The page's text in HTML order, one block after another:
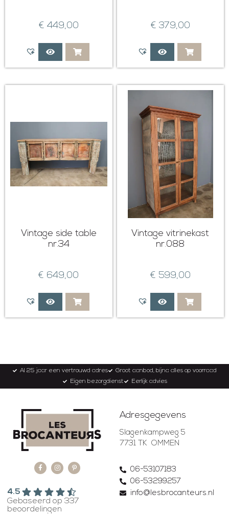
€ 449,00 € 379,00
Vintage side table
nr.34
€ 649,00
Vintage vitrinekast
nr.088
€ 599,00
Al 25 jaar een vertrouwd adres
Groot aanbod, bijna alles op voorraad
Eigen bezorgdienst
Eerlijk advies
4.5
Gebaseerd op 337
beoordelingen
Adresgegevens
Slagenkampweg 5
7731 TK OMMEN
06-53107183
06-53299257
info@lesbrocanteurs.nl